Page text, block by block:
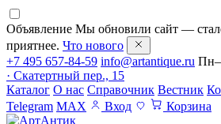
Объявление Мы обновили сайт —
приятнее. Что нового
+7 495 657-84-59 info@artantique.ru
· Скатертный пер., 15
Каталог О нас Справочник Вестник
Telegram MAX Вход Корзина